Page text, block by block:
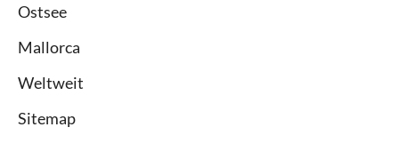
Ostsee
Mallorca
Weltweit
Sitemap